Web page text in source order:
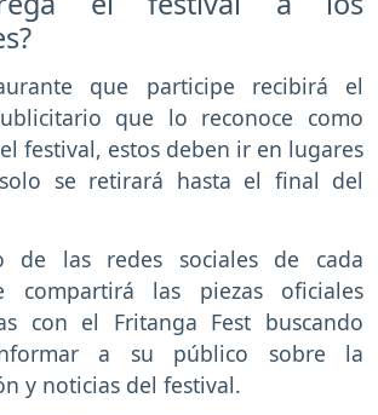
que participe recibirá el
que lo reconoce como
festival, estos deben ir en lugares
se retirará hasta el final del
de las redes sociales de cada
compartirá las piezas oficiales
con el Fritanga Fest buscando
a su público sobre la
y noticias del festival.